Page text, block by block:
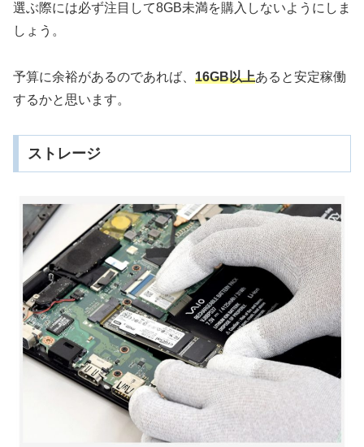
選ぶ際には必ず注目して8GB未満を購入しないようにしま
しょう。
予算に余裕があるのであれば、 16GB以上あると安定稼働
するかと思います。
ストレージ